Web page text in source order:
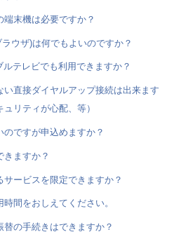
末機は必要ですか？
ウザ)は何でもよいのですか？
テレビでも利用できますか？
い直接ダイヤルアップ接続は出来ます
リティが心配、等）
ですが申込めますか？
きますか？
ービスを限定できますか？
間をおしえてください。
の手続きはできますか？